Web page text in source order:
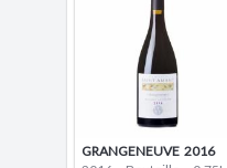
GRANGENEUVE 2016